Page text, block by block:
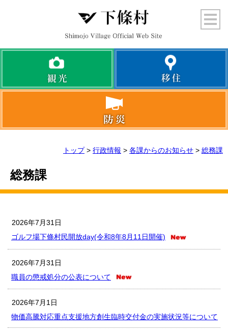
トップ> 行政情報 > 各課からのお知らせ > 総務課
総務課
2026年7月31日
ゴルフ場下條村民開放day(令和8年8月11日開催)
2026年7月31日
職員の懲戒処分の公表について
2026年7月1日
物価高騰対応重点支援地方創生臨時交付金の実施状況等について